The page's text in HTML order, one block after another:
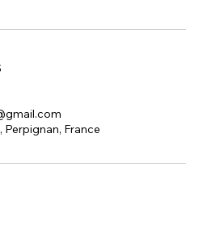
Perpignan, France